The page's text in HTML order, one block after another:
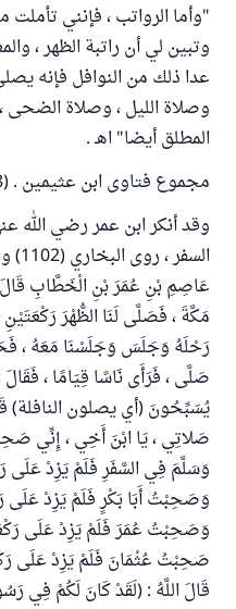
"وأما الرواتب ، فإنني
وتبين لي أن راتبة الظهر ،
عدا ذلك من النوافل فإنه
وصلاة الليل ، وصلاة
المطلق أيضا" اهـ .
مجموع فتاوى ابن عثيمين . (15/258).
وقد أنكر ابن عمر رضي الله
عَاصِمِ بْنِ عُمَرَ بْنِ الْخَطَّابِ
مَكَّةَ ، فَصَلَّى لَنَا الظُّهْرَ
رَحْلَهُ وَجَلَسَ وَجَلَسْنَا مَعَهُ ،
صَلَّى ، فَرَأَى نَاسًا قِيَامًا ،
يُسَبِّحُونَ (أي يصلون
صَلاتِي ، يَا ابْنَ أَخِي ، إِنِّي
وَسَلَّمَ فِي السَّفَرِ فَلَمْ يَزِدْ عَلَى
وَصَحِبْتُ أَبَا بَكْرٍ فَلَمْ يَزِدْ عَلَى
وَصَحِبْتُ عُمَرَ فَلَمْ يَزِدْ عَلَى
صَحِبْتُ عُثْمَانَ فَلَمْ يَزِدْ عَلَى
قَالَ اللَّهُ : (لَقَدْ كَانَ لَكُمْ فِي